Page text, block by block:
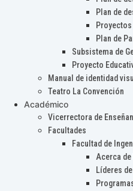
Plan de
Plan de
Subsistema de
Proyecto
Manual de identidad
Teatro La Convención
Académico
Vicerrectora de
Facultades
Facultad de
Acerca de
Líderes